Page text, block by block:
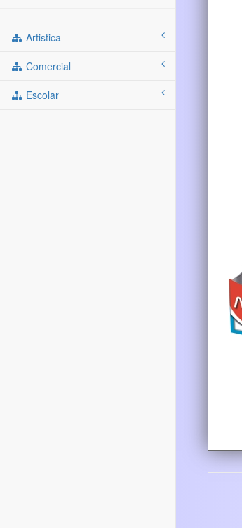
Artistica
Comercial
Escolar